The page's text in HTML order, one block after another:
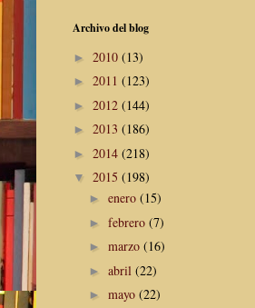
Archivo del blog
► 2010 (13)
► 2011 (123)
► 2012 (144)
► 2013 (186)
► 2014 (218)
▼ 2015 (198)
► enero (15)
► febrero (7)
► marzo (16)
► abril (22)
► mayo (22)